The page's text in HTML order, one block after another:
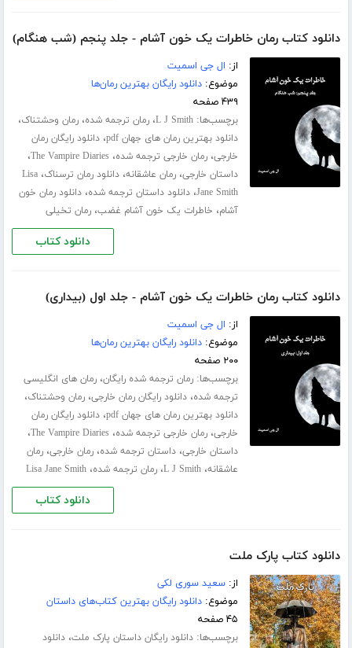
دانلود کتاب رمان خاطرات یک خون آشام - جلد پنجم (شب هنگام)
از: ال جی اسمیت
موضوع:دانلود رایگان بهترین رمان‌ها
۴۳۹ صفحه
برچسب‌ها:L J Smith،رمان ترجمه شده،رمان وحشتناک،
دانلود بهترین رمان های جهان pdf ،دانلود رایگان رمان
خارجی،رمان خارجی ترجمه شده،The Vampire Diaries،
داستان خارجی،رمان عاشقانه،دانلود رمان ترسناک،Lisa
Jane Smith،دانلود داستان ترجمه شده،دانلود رمان خون
آشام، خاطرات یک خون آشام غضب،رمان تخیلی
دانلود کتاب
دانلود کتاب رمان خاطرات یک خون آشام - جلد اول (بیداری)
از: ال جی اسمیت
موضوع:دانلود رایگان بهترین رمان‌ها
۲۰۰ صفحه
برچسب‌ها:رمان ترجمه شده رایگان،رمان های انگلیسی
ترجمه شده،دانلود رایگان رمان خارجی،رمان وحشتناک،
دانلود بهترین رمان های جهان pdf ،دانلود رایگان رمان
خارجی،رمان خارجی ترجمه شده،The Vampire Diaries،
داستان خارجی،داستان ترجمه شده،رمان خارجی،رمان
عاشقانه،L J Smith،رمان ترجمه شده،Lisa Jane Smith
دانلود کتاب
دانلود کتاب پارک ملت
از:سعید سوری لکی
موضوع:دانلود رایگان بهترین کتاب‌های داستان
۴۵ صفحه
برچسب‌ها:دانلود رایگان داستان پارک ملت،دانلود